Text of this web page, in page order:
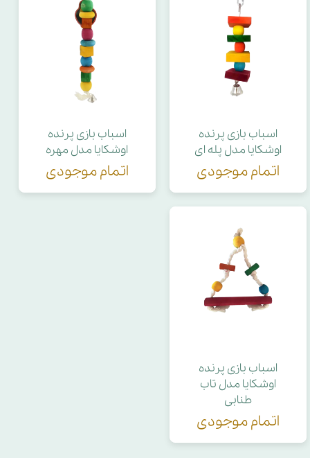
اسباب بازی پرنده
اوشکایا مدل پله ای
اتمام موجودی
اسباب بازی پرنده
اوشکایا مدل مهره
اتمام موجودی
اسباب بازی پرنده
اوشکایا مدل تاب
طنابی
اتمام موجودی